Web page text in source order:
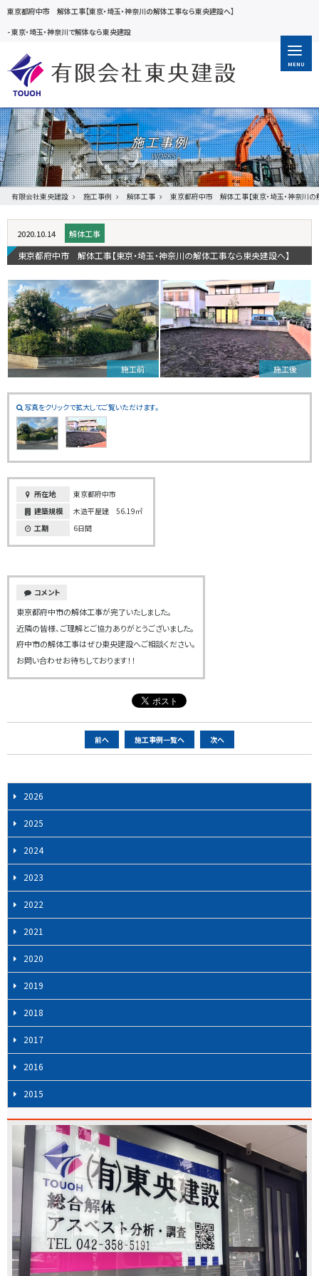
東京都府中市 解体工事【東京・埼玉・神奈川の解体工事なら東央建設へ】
-東京・埼玉・神奈川で解体なら東央建設
MENU
施工事例
有限会社東央建設 施工事例 解体工事 東京都府中市 解体工事【東京・埼玉・神奈川の
2020.10.14 解体工事
東京都府中市 解体工事【東京・埼玉・神奈川の解体工事なら東央建設へ】
施工前 施工後
写真をクリックで拡大してご覧いただけます。
所在地
東京都府中市
建築規模
木造平屋建 56.19㎡
工期
6日間
コメント
東京都府中市の解体工事が完了いたしました。
近隣の皆様、ご理解とご協力ありがとうございました。
府中市の解体工事はぜひ東央建設へご相談ください。
お問い合わせお待ちしております！！
ー
ナ
ビ
ゲ
ー
シ
ョ
ン
前へ 施工事例一覧へ 次へ
2026
2025
2024
2023
2022
2021
2020
2019
2018
2017
2016
2015